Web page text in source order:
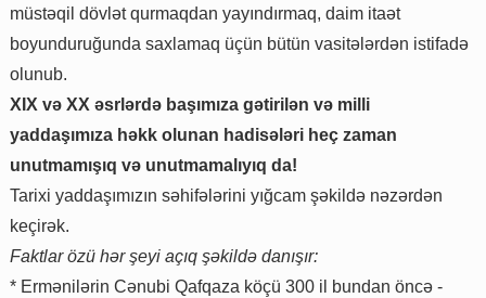
müstəqil dövlət qurmaqdan yayındırmaq, daim itaət
boyunduruğunda saxlamaq üçün bütün vasitələrdən istifadə
olunub.
XIX və XX əsrlərdə başımıza gətirilən və milli
yaddaşımıza həkk olunan hadisələri heç zaman
unutmamışıq və unutmamalıyıq da!
Tarixi yaddaşımızın səhifələrini yığcam şəkildə nəzərdən
keçirək.
Faktlar özü hər şeyi açıq şəkildə danışır:
* Ermənilərin Cənubi Qafqaza köçü 300 il bundan öncə -